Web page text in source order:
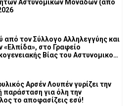
Αστυνομικών Μονάδων (από
από τον Σύλλογο Αλληλεγγύης και
«Ελπίδα», στο Γραφείο
Βίας του Αστυνομικού
Αρσέν Λουπέν γυρίζει την
παράσταση για όλη την
το τέλος το αποφασίζεις εσύ!